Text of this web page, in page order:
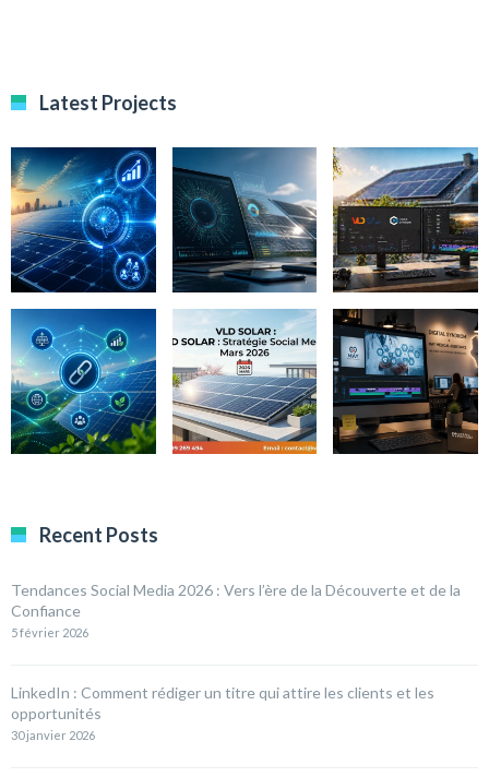
Latest Projects
Recent Posts
Tendances Social Media 2026 : Vers l’ère de la Découverte et de la
Confiance
5 février 2026
LinkedIn : Comment rédiger un titre qui attire les clients et les
opportunités
30 janvier 2026